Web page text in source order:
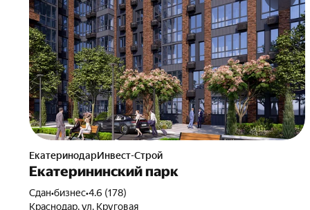
ЕкатеринодарИнвест-Строй
Екатерининский парк
Сдан•бизнес•4.6 (178)
Краснодар, ул. Круговая